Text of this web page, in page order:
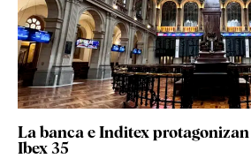
La banca e Inditex
Ibex 35